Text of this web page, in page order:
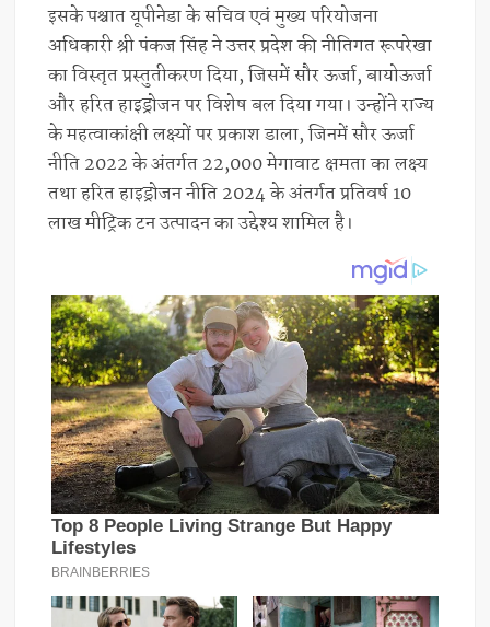
इसके पश्चात यूपीनेडा के सचिव एवं मुख्य परियोजना
अधिकारी श्री पंकज सिंह ने उत्तर प्रदेश की नीतिगत रूपरेखा
का विस्तृत प्रस्तुतीकरण दिया, जिसमें सौर ऊर्जा, बायोऊर्जा
और हरित हाइड्रोजन पर विशेष बल दिया गया। उन्होंने राज्य
के महत्वाकांक्षी लक्ष्यों पर प्रकाश डाला, जिनमें सौर ऊर्जा
नीति 2022 के अंतर्गत 22,000 मेगावाट क्षमता का लक्ष्य
तथा हरित हाइड्रोजन नीति 2024 के अंतर्गत प्रतिवर्ष 10
लाख मीट्रिक टन उत्पादन का उद्देश्य शामिल है।